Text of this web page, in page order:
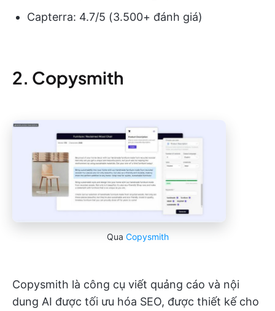
Capterra: 4.7/5 (3.500+ đánh giá)
2. Copysmith
Qua Copysmith
Copysmith là công cụ viết quảng cáo và nội
dung AI được tối ưu hóa SEO, được thiết kế cho